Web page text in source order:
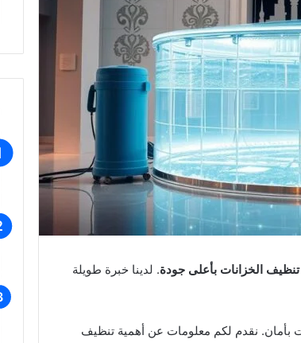
الخزانات بأعلى جودة. لدينا خبرة طويلة
بأمان. نقدم لكم معلومات عن أهمية تنظيف